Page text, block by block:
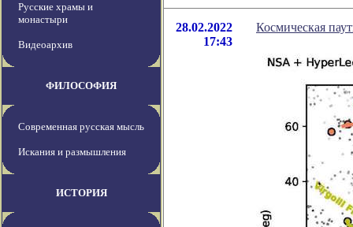
Русские храмы и
монастыри
Видеоархив
ФИЛОСОФИЯ
Современная русская мысль
Искания и размышления
ИСТОРИЯ
28.02.2022
17:43
Космическая